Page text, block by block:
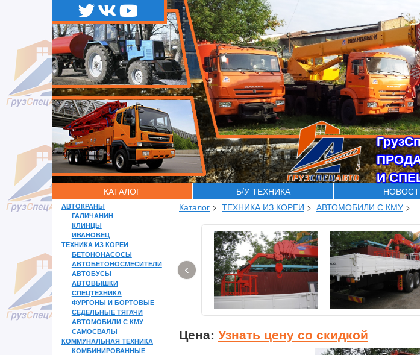
И
КАТАЛОГ Б/У ТЕХНИКА
АВТОКРАНЫ
ГАЛИЧАНИН
КЛИНЦЫ
ИВАНОВЕЦ
ТЕХНИКА ИЗ КОРЕИ
БЕТОНОНАСОСЫ
АВТОБЕТОНОСМЕСИТЕЛИ
АВТОБУСЫ
АВТОВЫШКИ
СПЕЦТЕХНИКА
ФУРГОНЫ И БОРТОВЫЕ
СЕДЕЛЬНЫЕ ТЯГАЧИ
АВТОМОБИЛИ С КМУ
САМОСВАЛЫ
КОММУНАЛЬНАЯ ТЕХНИКА
КОМБИНИРОВАННЫЕ
Каталог > ТЕХНИКА ИЗ КОРЕИ > АВТОМОБИЛИ С КМУ >
‹
Цена: Узнать цену со скидкой